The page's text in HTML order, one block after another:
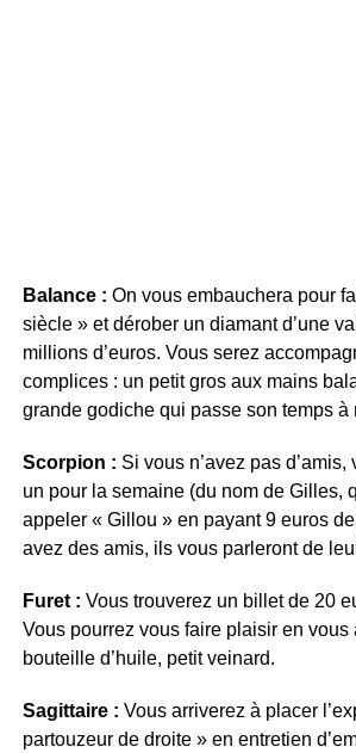
Balance : On vous embauchera pour
siècle » et dérober un diamant d’une
millions d’euros. Vous serez
complices : un petit gros aux mains
grande godiche qui passe son temps à
Scorpion : Si vous n’avez pas
un pour la semaine (du nom de Gilles,
appeler « Gillou » en payant 9 euros
avez des amis, ils vous parleront de
Furet : Vous trouverez un billet de 20
Vous pourrez vous faire plaisir en vous
bouteille d’huile, petit veinard.
Sagittaire : Vous arriverez à placer
partouzeur de droite » en entretien